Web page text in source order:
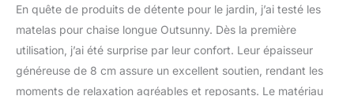
la plupart des chaises
longues. Idéal pour une
utilisation en intérieur et
en extérieur, comme le
jardin, la terrasse, la
plage, etc. CONFORT
En quête de produits de détente pour le jardin, j’ai testé les
matelas pour chaise longue Outsunny. Dès la première
utilisation, j’ai été surprise par leur confort. Leur épaisseur
généreuse de 8 cm assure un excellent soutien, rendant les
moments de relaxation agréables et reposants. Le matériau